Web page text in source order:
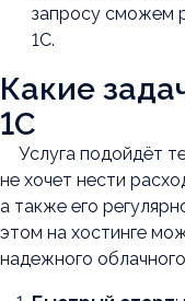
запросу сможем
1С.
Какие
1С
Услуга подойдёт
не хочет нести
а также его
этом на хостинге
надежного